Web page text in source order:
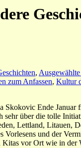
,
zum Anfassen, Kultur
Ende
sehr über die tolle
Lettland,
und der
Kitas vor Ort wie in der